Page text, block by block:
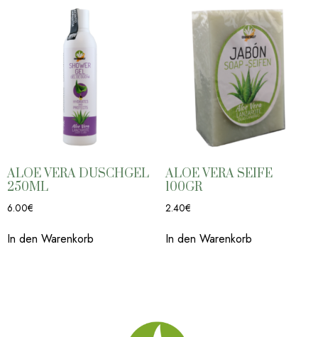
ALOE VERA DUSCHGEL
250ML
6.00€
In den Warenkorb
ALOE VERA SEIFE
100GR
2.40€
In den Warenkorb